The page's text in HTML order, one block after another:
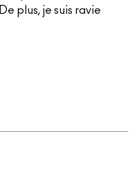
plus, je suis ravie